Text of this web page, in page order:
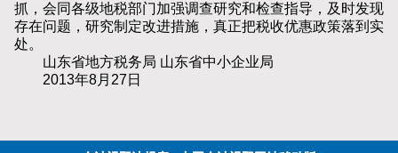
抓，会同各级地税部门加强调查研究和检查指导，及时发现
存在问题，研究制定改进措施，真正把税收优惠政策落到实
处。
山东省地方税务局 山东省中小企业局
2013年8月27日